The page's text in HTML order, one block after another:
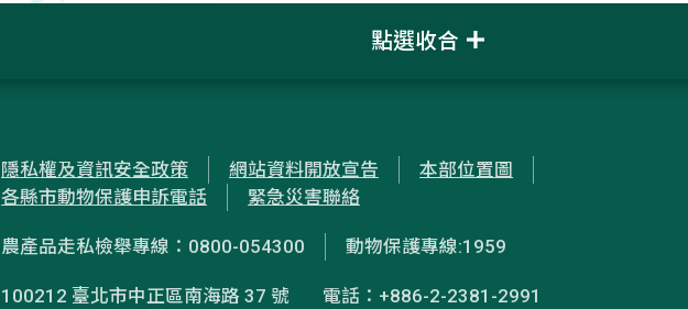
點選收合
隱私權及資訊安全政策 網站資料開放宣告
本部位置圖
各縣市動物保護申訴電話
緊急災害聯絡
農產品走私檢舉專線：0800-054300 動物保護專線:1959
100212 臺北市中正區南海路 37 號 電話：+886-2-2381-2991